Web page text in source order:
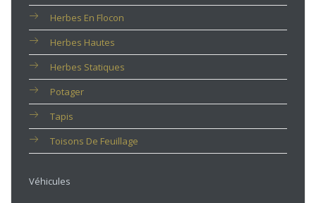
Herbes En Flocon
Herbes Hautes
Herbes Statiques
Potager
Tapis
Toisons De Feuillage
Véhicules